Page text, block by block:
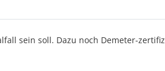
sein soll. Dazu noch Demeter-